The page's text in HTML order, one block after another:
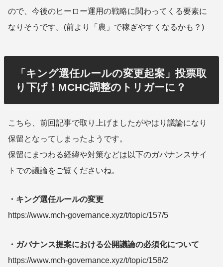
ので、今後のヒーロー運用の戦略に関わってくる要素に
なりそうです。(前より「農」で稼ぎやすくなるかも？)
「キング選任ルールの変更起案」投票取
り下げ！MCHC調整のトリガーに？
こちら、前回記事で取り上げましたがやはり議論になり
保留となってしまったようです。
保留にまつわる経緯や対策などは以下のガバナンスサイ
トでの議論をご覧くださいね。
・キング選任ルールの変更
https://www.mch-governance.xyz/t/topic/157/5
・ガバナンス提案における公開議論の必須化について
https://www.mch-governance.xyz/t/topic/158/2